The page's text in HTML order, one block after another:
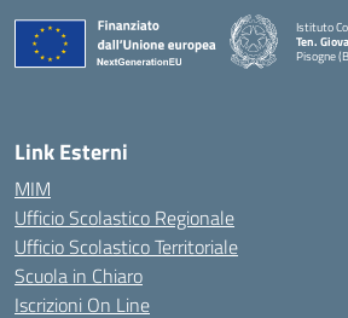
Istituto
Ten.
Pisogne
— Visita
Link Esterni
MIM
Ufficio Scolastico Regionale
Ufficio Scolastico Territoriale
Scuola in Chiaro
Iscrizioni On Line